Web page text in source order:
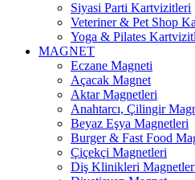
Siyasi Parti Kartvizitleri
Veteriner & Pet Shop
Yoga & Pilates
MAGNET
Eczane Magneti
Açacak Magnet
Aktar Magnetleri
Anahtarcı, Çilingir
Beyaz Eşya Magnetleri
Burger & Fast Food
Çiçekçi Magnetleri
Diş Klinikleri